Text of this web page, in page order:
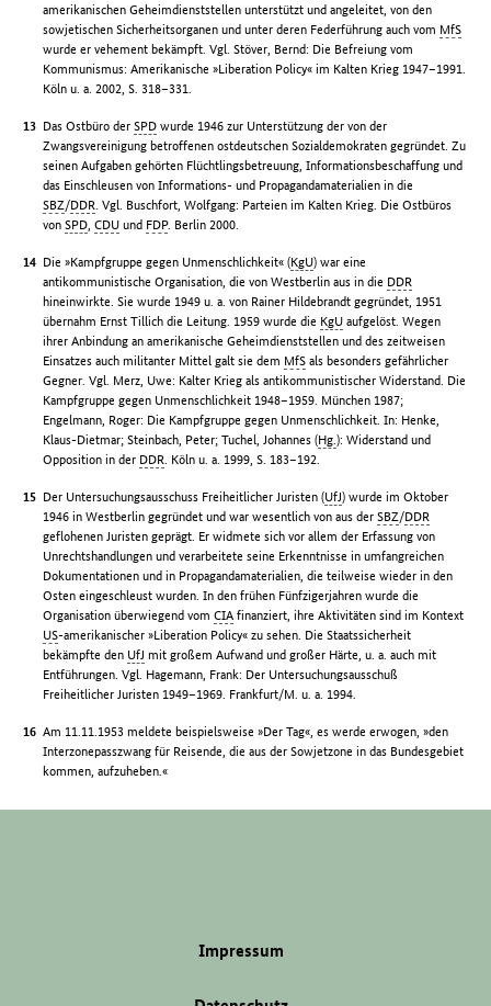
amerikanischen Geheimdienststellen unterstützt und angeleitet, von den
sowjetischen Sicherheitsorganen und unter deren Federführung auch vom MfS
wurde er vehement bekämpft. Vgl. Stöver, Bernd: Die Befreiung vom
Kommunismus: Amerikanische »Liberation Policy« im Kalten Krieg 1947–1991.
Köln u. a. 2002, S. 318–331.
Das Ostbüro derSPD wurde 1946 zur Unterstützung der von der
Zwangsvereinigung betroffenen ostdeutschen Sozialdemokraten gegründet. Zu
seinen Aufgaben gehörten Flüchtlingsbetreuung, Informationsbeschaffung und
das Einschleusen von Informations- und Propagandamaterialien in die
SBZ/DDR. Vgl. Buschfort, Wolfgang: Parteien im Kalten Krieg. Die Ostbüros
vonSPD,CDU und FDP. Berlin 2000.
Die »Kampfgruppe gegen Unmenschlichkeit« (KgU) war eine
antikommunistische Organisation, die von Westberlin aus in die DDR
hineinwirkte. Sie wurde 1949 u. a. von Rainer Hildebrandt gegründet, 1951
übernahm Ernst Tillich die Leitung. 1959 wurde die KgU aufgelöst. Wegen
ihrer Anbindung an amerikanische Geheimdienststellen und des zeitweisen
Einsatzes auch militanter Mittel galt sie dem MfS als besonders gefährlicher
Gegner. Vgl. Merz, Uwe: Kalter Krieg als antikommunistischer Widerstand. Die
Kampfgruppe gegen Unmenschlichkeit 1948–1959. München 1987;
Engelmann, Roger: Die Kampfgruppe gegen Unmenschlichkeit. In: Henke,
Klaus-Dietmar; Steinbach, Peter; Tuchel, Johannes (Hg.): Widerstand und
Opposition in der DDR. Köln u. a. 1999, S. 183–192.
Der Untersuchungsausschuss Freiheitlicher Juristen (UfJ) wurde im Oktober
1946 in Westberlin gegründet und war wesentlich von aus derSBZ/DDR
geflohenen Juristen geprägt. Er widmete sich vor allem der Erfassung von
Unrechtshandlungen und verarbeitete seine Erkenntnisse in umfangreichen
Dokumentationen und in Propagandamaterialien, die teilweise wieder in den
Osten eingeschleust wurden. In den frühen Fünfzigerjahren wurde die
Organisation überwiegend vomCIA finanziert, ihre Aktivitäten sind im Kontext
US-amerikanischer »Liberation Policy« zu sehen. Die Staatssicherheit
bekämpfte den UfJ mit großem Aufwand und großer Härte, u. a. auch mit
Entführungen. Vgl. Hagemann, Frank: Der Untersuchungsausschuß
Freiheitlicher Juristen 1949–1969. Frankfurt/M. u. a. 1994.
Am 11.11.1953 meldete beispielsweise »Der Tag«, es werde erwogen, »den
Interzonepasszwang für Reisende, die aus der Sowjetzone in das Bundesgebiet
kommen, aufzuheben.«
Impressum